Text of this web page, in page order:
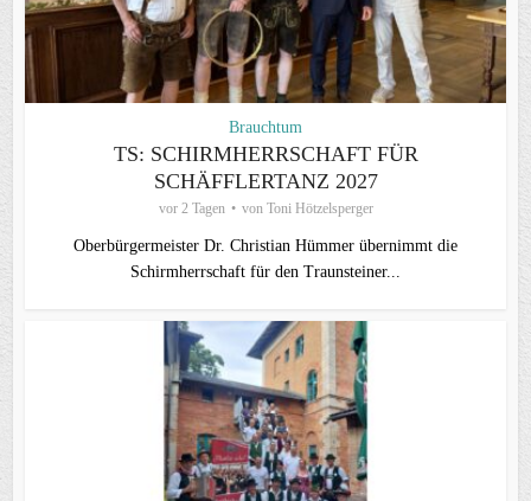
Brauchtum
TS: SCHIRMHERRSCHAFT FÜR
SCHÄFFLERTANZ 2027
vor 2 Tagen von Toni Hötzelsperger
Oberbürgermeister Dr. Christian Hümmer übernimmt die
Schirmherrschaft für den Traunsteiner...